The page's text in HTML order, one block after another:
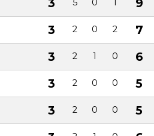
3 5 0 1
9
3 2 0 2
7
3 2 1 0
6
3 2 0 0
5
3 2 0 0
5